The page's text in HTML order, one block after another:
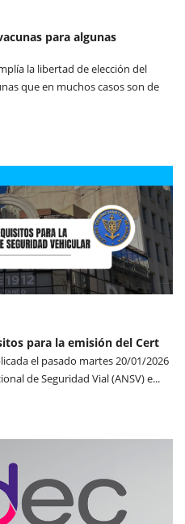
para algunas
la libertad de elección del
que en muchos casos son de
para la emisión del Cert
el pasado martes 20/01/2026
de Seguridad Vial (ANSV) e...